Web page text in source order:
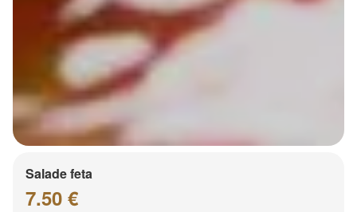
Salade feta
7.50 €